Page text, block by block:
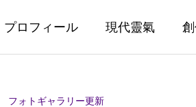
プロフィール 現代靈氣
フォトギャラリー更新